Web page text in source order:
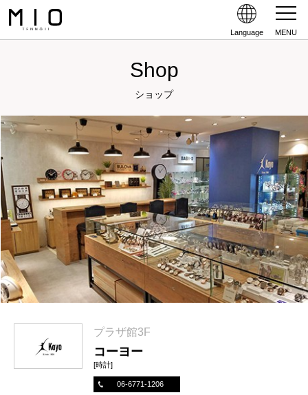
Language MENU
Shop
ショップ
プラザ館3F
コーヨー
[時計]
06-6771-1206